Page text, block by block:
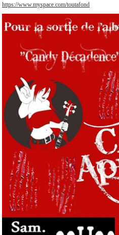
https://www.myspace.com/toutafond